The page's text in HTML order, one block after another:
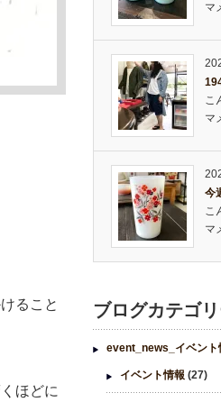
ること
ほどに
マ
こ
マ
今
こ
マ
ブログカテゴ
event_news_イベント
イベント情報 (27)